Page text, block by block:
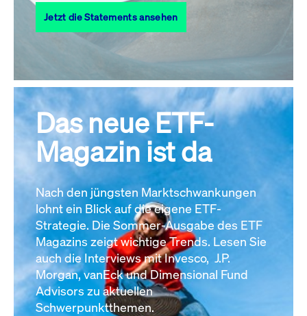
31
Alle Events
Jetzt die Statements ansehen
Das neue ETF-
Magazin ist da
Nach den jüngsten Marktschwankungen
lohnt ein Blick auf die eigene ETF-
Strategie. Die Sommer-Ausgabe des ETF
Magazins zeigt wichtige Trends. Lesen Sie
auch die Interviews mit Invesco, J.P.
Morgan, vanEck und Dimensional Fund
Advisors zu aktuellen
Schwerpunktthemen.